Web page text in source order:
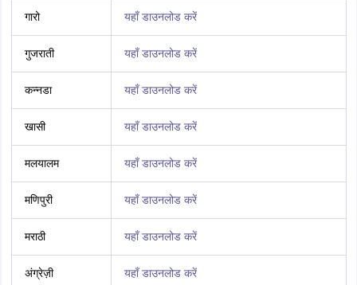
गारो यहाँ डाउनलोड करें
गुजराती यहाँ डाउनलोड करें
कन्नडा यहाँ डाउनलोड करें
खासी यहाँ डाउनलोड करें
मलयालम यहाँ डाउनलोड करें
मणिपुरी यहाँ डाउनलोड करें
मराठी यहाँ डाउनलोड करें
अंग्रेज़ी यहाँ डाउनलोड करें